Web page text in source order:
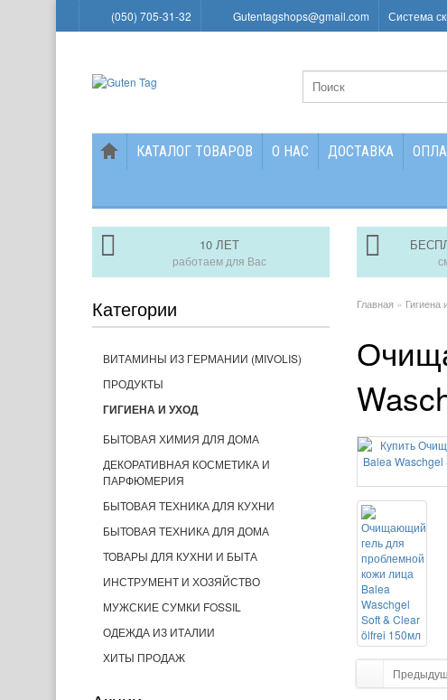
(050) 705-31-32 Gutentagshops@gmail.com Система
КАТАЛОГ ТОВАРОВ О НАС ДОСТАВКА
10 ЛЕТ
работаем для Вас
Категории
ВИТАМИНЫ ИЗ ГЕРМАНИИ (MIVOLIS)
ПРОДУКТЫ
ГИГИЕНА И УХОД
БЫТОВАЯ ХИМИЯ ДЛЯ ДОМА
ДЕКОРАТИВНАЯ КОСМЕТИКА И
ПАРФЮМЕРИЯ
БЫТОВАЯ ТЕХНИКА ДЛЯ КУХНИ
БЫТОВАЯ ТЕХНИКА ДЛЯ ДОМА
ТОВАРЫ ДЛЯ КУХНИ И БЫТА
ИНСТРУМЕНТ И ХОЗЯЙСТВО
МУЖСКИЕ СУМКИ FOSSIL
ОДЕЖДА ИЗ ИТАЛИИ
ХИТЫ ПРОДАЖ
Главная » Гигиена